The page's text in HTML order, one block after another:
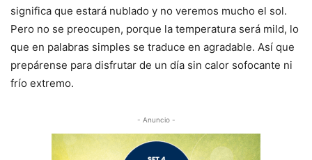
significa que estará nublado y no veremos mucho el sol.
Pero no se preocupen, porque la temperatura será mild, lo
que en palabras simples se traduce en agradable. Así que
prepárense para disfrutar de un día sin calor sofocante ni
frío extremo.
- Anuncio -